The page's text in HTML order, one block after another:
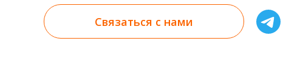
Связаться с нами